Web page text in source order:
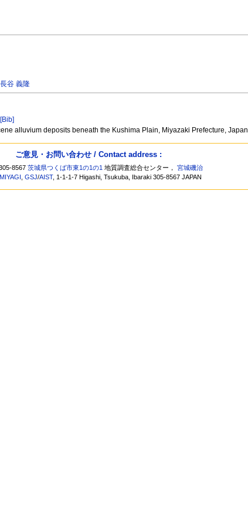
長谷 義隆
[Bib]
alluvium deposits beneath the Kushima Plain, Miyazaki Prefecture, Japan
ご意見・お問い合わせ / Contact address :
8567茨城県つくば市東1の1の1 地質調査総合センター，宮城磯治
,GSJ/AIST, 1-1-1-7 Higashi, Tsukuba, Ibaraki 305-8567 JAPAN